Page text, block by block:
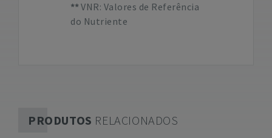
VNR: Valores de Referência
do Nutriente
PRODUTOS RELACIONADOS